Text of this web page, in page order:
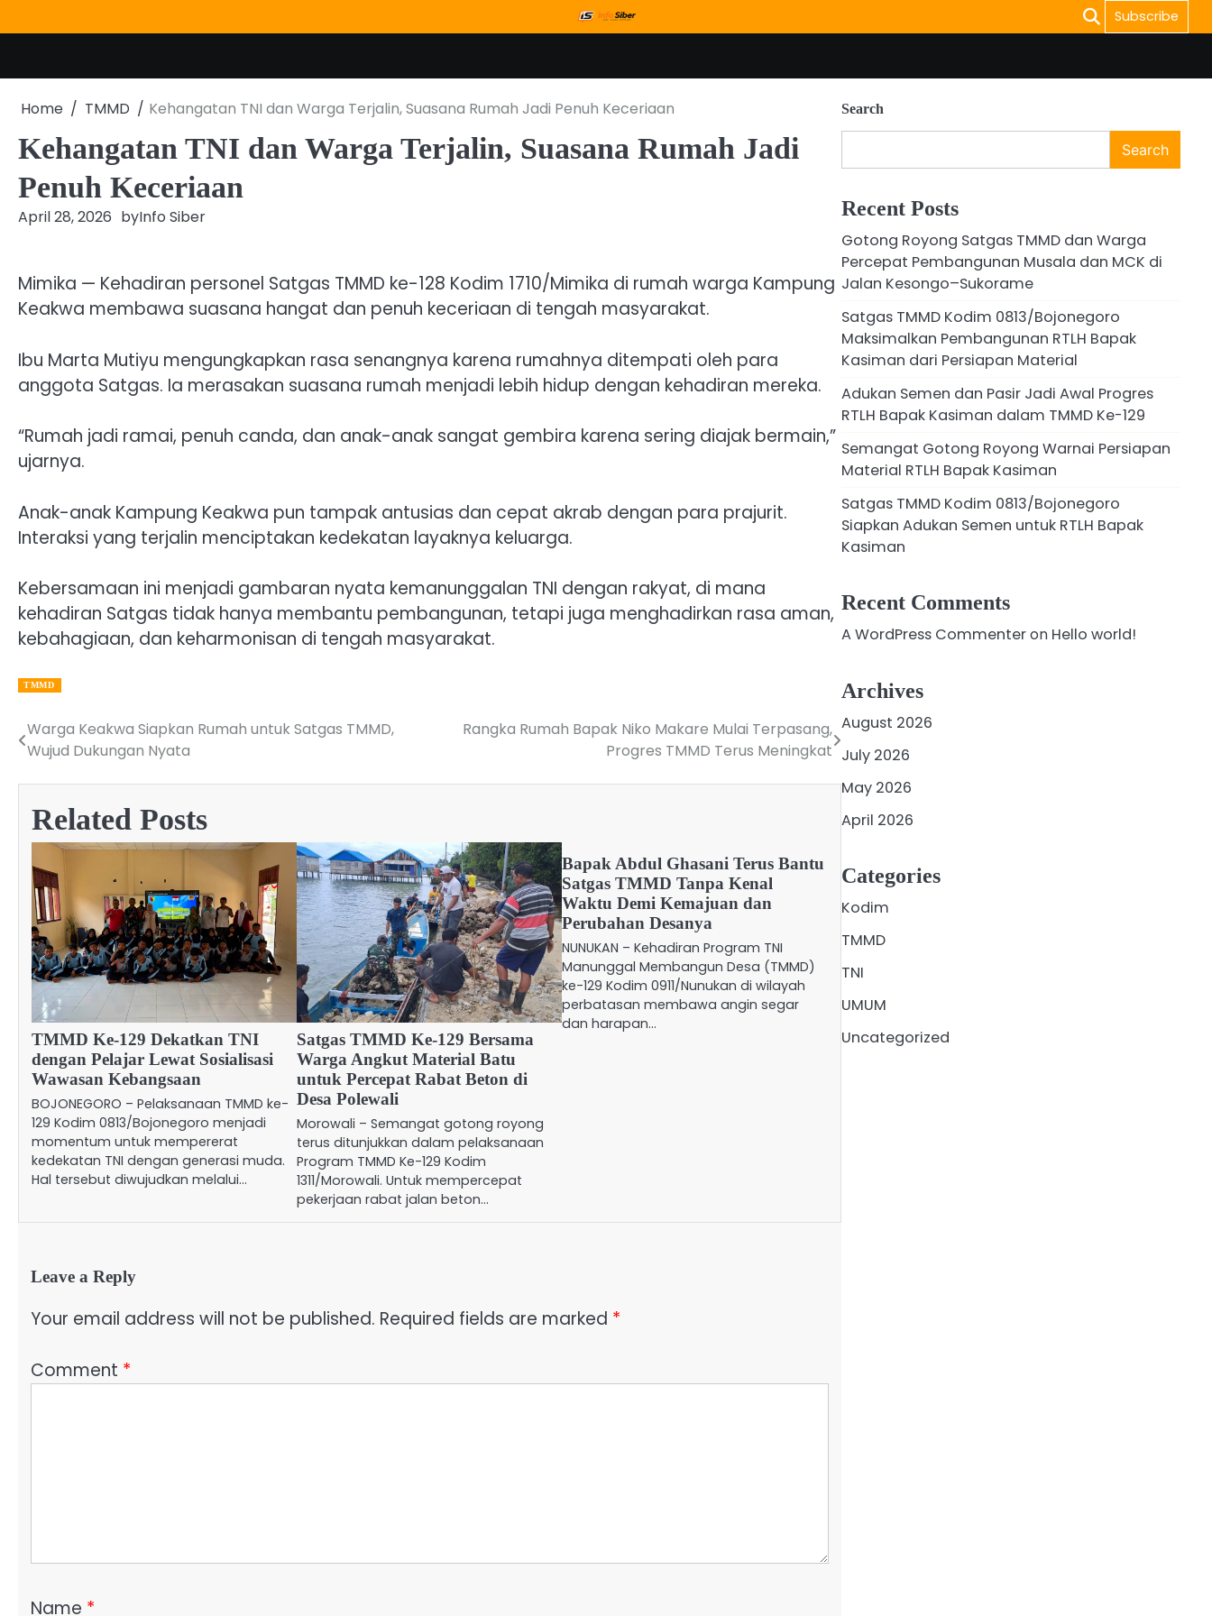
to
Subscribe
Home TMMD Kehangatan TNI dan Warga Terjalin, Suasana Rumah Jadi Penuh Keceriaan
Kehangatan TNI dan Warga Terjalin, Suasana Rumah Jadi
Penuh Keceriaan
April 28, 2026 byInfo Siber
Mimika — Kehadiran personel Satgas TMMD ke-128 Kodim 1710/Mimika di rumah warga Kampung
Keakwa membawa suasana hangat dan penuh keceriaan di tengah masyarakat.
Ibu Marta Mutiyu mengungkapkan rasa senangnya karena rumahnya ditempati oleh para
anggota Satgas. Ia merasakan suasana rumah menjadi lebih hidup dengan kehadiran mereka.
“Rumah jadi ramai, penuh canda, dan anak-anak sangat gembira karena sering diajak bermain,”
ujarnya.
Anak-anak Kampung Keakwa pun tampak antusias dan cepat akrab dengan para prajurit.
Interaksi yang terjalin menciptakan kedekatan layaknya keluarga.
Kebersamaan ini menjadi gambaran nyata kemanunggalan TNI dengan rakyat, di mana
kehadiran Satgas tidak hanya membantu pembangunan, tetapi juga menghadirkan rasa aman,
kebahagiaan, dan keharmonisan di tengah masyarakat.
TMMD
Post
navigation
Warga Keakwa Siapkan Rumah untuk Satgas TMMD,
Wujud Dukungan Nyata
Rangka Rumah Bapak Niko Makare Mulai Terpasang,
Progres TMMD Terus Meningkat
Related Posts
TMMD Ke-129 Dekatkan TNI
dengan Pelajar Lewat Sosialisasi
Wawasan Kebangsaan
BOJONEGORO – Pelaksanaan TMMD ke-
129 Kodim 0813/Bojonegoro menjadi
momentum untuk mempererat
kedekatan TNI dengan generasi muda.
Hal tersebut diwujudkan melalui…
Satgas TMMD Ke-129 Bersama
Warga Angkut Material Batu
untuk Percepat Rabat Beton di
Desa Polewali
Morowali – Semangat gotong royong
terus ditunjukkan dalam pelaksanaan
Program TMMD Ke-129 Kodim
1311/Morowali. Untuk mempercepat
pekerjaan rabat jalan beton…
Bapak Abdul Ghasani Terus Bantu
Satgas TMMD Tanpa Kenal
Waktu Demi Kemajuan dan
Perubahan Desanya
NUNUKAN – Kehadiran Program TNI
Manunggal Membangun Desa (TMMD)
ke-129 Kodim 0911/Nunukan di wilayah
perbatasan membawa angin segar
dan harapan…
Leave a Reply
Your email address will not be published. Required fields are marked *
Comment *
Name *
Search
Search
Recent Posts
Gotong Royong Satgas TMMD dan Warga
Percepat Pembangunan Musala dan MCK di
Jalan Kesongo–Sukorame
Satgas TMMD Kodim 0813/Bojonegoro
Maksimalkan Pembangunan RTLH Bapak
Kasiman dari Persiapan Material
Adukan Semen dan Pasir Jadi Awal Progres
RTLH Bapak Kasiman dalam TMMD Ke-129
Semangat Gotong Royong Warnai Persiapan
Material RTLH Bapak Kasiman
Satgas TMMD Kodim 0813/Bojonegoro
Siapkan Adukan Semen untuk RTLH Bapak
Kasiman
Recent Comments
A WordPress Commenteron Hello world!
Archives
August 2026
July 2026
May 2026
April 2026
Categories
Kodim
TMMD
TNI
UMUM
Uncategorized